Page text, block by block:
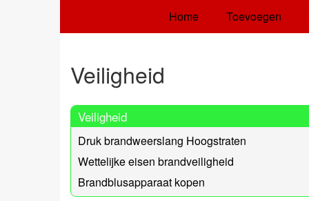
Home Toevoegen
Veiligheid
Veiligheid
Druk brandweerslang Hoogstraten
Wettelijke eisen brandveiligheid
Brandblusapparaat kopen